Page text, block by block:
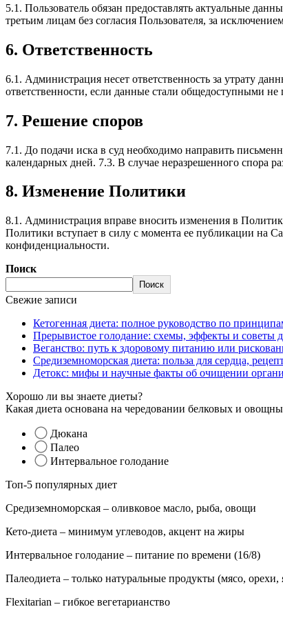
5.1. Пользователь обязан предоставлять актуальные
третьим лицам без согласия Пользователя, за
6. Ответственность
6.1. Администрация несет ответственность за утрату
ответственности, если данные стали общедоступными не
7. Решение споров
7.1. До подачи иска в суд необходимо направить
календарных дней. 7.3. В случае неразрешенного спора
8. Изменение Политики
8.1. Администрация вправе вносить изменения в
Политики вступает в силу с момента ее публикации на
конфиденциальности.
Поиск
Поиск
Свежие записи
Кетогенная диета: полное руководство по
Прерывистое голодание: схемы, эффекты и советы
Веганство: путь к здоровому питанию или
Средиземноморская диета: польза для сердца,
Детокс: мифы и научные факты об очищении
Хорошо ли вы знаете диеты?
Какая диета основана на чередовании белковых и
Дюкана
Палео
Интервальное голодание
Топ-5 популярных диет
Средиземноморская – оливковое масло, рыба, овощи
Кето-диета – минимум углеводов, акцент на жиры
Интервальное голодание – питание по времени (16/8)
Палеодиета – только натуральные продукты (мясо, орехи,
Flexitarian – гибкое вегетарианство